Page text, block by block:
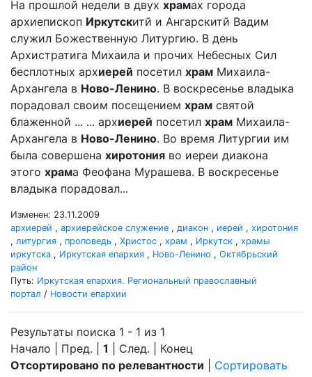
На прошлой недели в двух храмах города
архиепископ Иркутскитй и Ангарскитй Вадим
служил Божественную Литургию. В день
Архистратига Михаила и прочих Небесных Сил
бесплотных архиерей посетил храм Михаила-
Архангела в Ново-Ленино. В воскресенье владыка
порадовал своим посещением храм святой
блаженной ... ... архиерей посетил храм Михаила-
Архангела в Ново-Ленино. Во время Литургии им
была совершена хиротония во иереи диакона
этого храма Феофана Мурашева. В воскресенье
владыка порадовал...
Изменен: 23.11.2009
архиерей , архиерейское служение , диакон , иерей , хиротония
, литургия , проповедь , Христос , храм , Иркутск , храмы
иркутска , Иркутская епархия , Ново-Ленино , Октябрьский
район
Путь: Иркутская епархия. Региональный православный
портал / Новости епархии
Результаты поиска 1 - 1 из 1
Начало | Пред. | 1 | След. | Конец
Отсортировано по релевантности
Сортировать